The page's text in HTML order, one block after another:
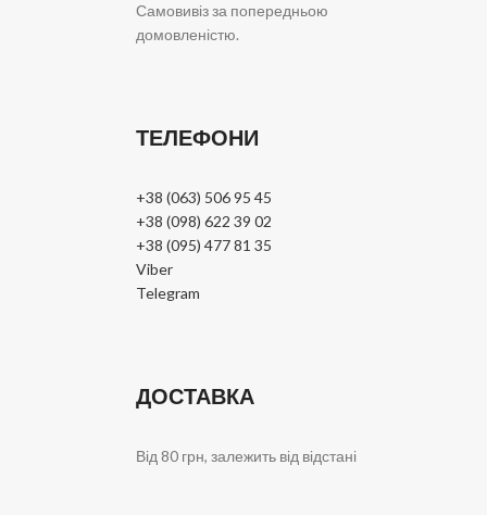
Самовивіз за попередньою
домовленістю.
ТЕЛЕФОНИ
+38 (063) 506 95 45
+38 (098) 622 39 02
+38 (095) 477 81 35
Viber
Telegram
ДОСТАВКА
Від 80 грн, залежить від відстані